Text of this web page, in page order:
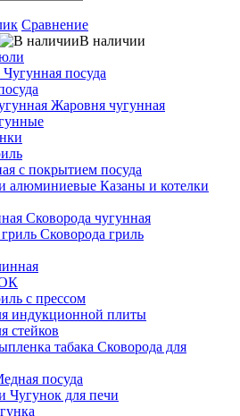
Сравнение
В наличии
Чугунная посуда
Жаровня чугунная
с покрытием посуда
Казаны и котелки
Сковорода чугунная
Сковорода гриль
с прессом
индукционной плиты
стейков
Сковорода для
посуда
Чугунок для печи